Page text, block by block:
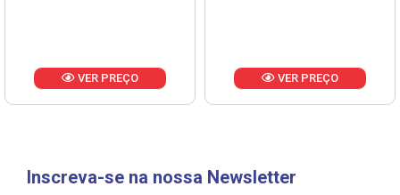
VER PREÇO VER PREÇO
Inscreva-se na nossa Newsletter